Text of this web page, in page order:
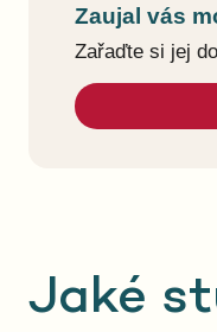
Zaujal vás
Zařaďte si jej
Jaké